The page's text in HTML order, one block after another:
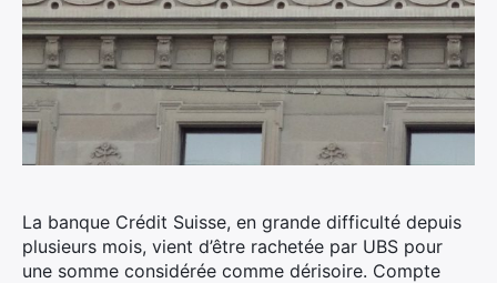
La banque Crédit Suisse, en grande difficulté depuis
plusieurs mois, vient d’être rachetée par UBS pour
une somme considérée comme dérisoire. Compte